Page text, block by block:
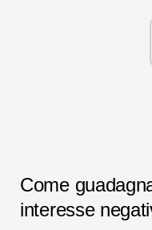
Come
interesse